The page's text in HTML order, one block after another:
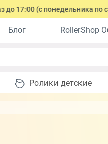
17:00 (с понедельника по
Блог RollerShop
Ролики детские